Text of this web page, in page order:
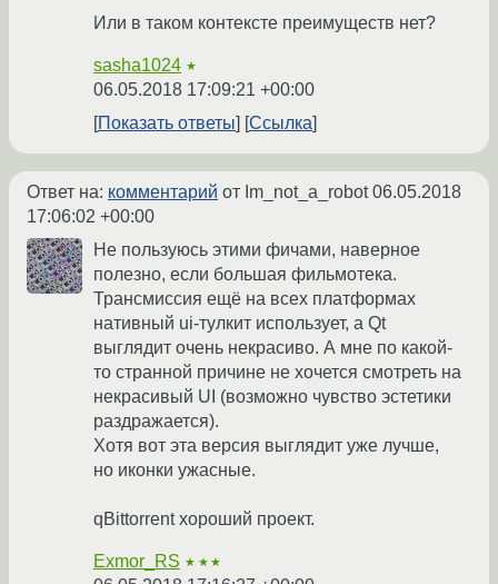
Или в таком контексте преимуществ нет?
sasha1024 ★
06.05.2018 17:09:21 +00:00
Показать ответы
Ссылка
Ответ на: комментарий от Im_not_a_robot06.05.2018
17:06:02 +00:00
Не пользуюсь этими фичами, наверное
полезно, если большая фильмотека.
Трансмиссия ещё на всех платформах
нативный ui-тулкит использует, а Qt
выглядит очень некрасиво. А мне по какой-
то странной причине не хочется смотреть на
некрасивый UI (возможно чувство эстетики
раздражается).
Хотя вот эта версия выглядит уже лучше,
но иконки ужасные.
qBittorrent хороший проект.
Exmor_RS ★★★